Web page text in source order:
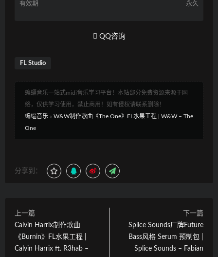
有效期 永久
QQ咨询
FL Studio
蝙蝠音乐一站式midi音乐学习平台！本站部分免费资源来源于网
络，仅供学习使用，禁止商用！如有侵权请联系删除！
蝙蝠音乐 » W&W制作歌曲《The One》FL水果工程 | W&W – The
One
分享到：
上一篇
Calvin Harrix制作歌曲
《Burnin》FL水果工程 |
Calvin Harrix ft. R3hab –
下一篇
Splice Sounds厂牌Future
Bass风格 Serum 预制包 |
Splice Sounds – Fabian